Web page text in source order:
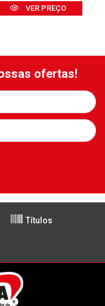
VER PREÇO
ofertas!
Títulos